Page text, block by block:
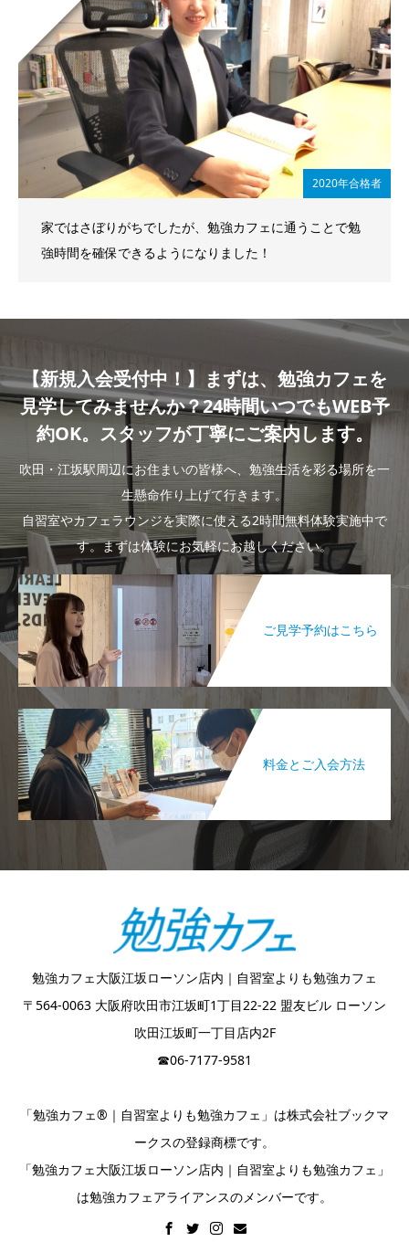
2020年合格者
家ではさぼりがちでしたが、勉強カフェに通うことで勉
強時間を確保できるようになりました！
【新規入会受付中！】まずは、勉強カフェを
見学してみませんか？24時間いつでもWEB予
約OK。スタッフが丁寧にご案内します。
吹田・江坂駅周辺にお住まいの皆様へ、勉強生活を彩る場所を一
生懸命作り上げて行きます。
自習室やカフェラウンジを実際に使える2時間無料体験実施中で
す。まずは体験にお気軽にお越しください。
ご見学予約はこちら
料金とご入会方法
勉強カフェ大阪江坂ローソン店内｜自習室よりも勉強カフェ
〒564-0063 大阪府吹田市江坂町1丁目22-22 盟友ビル ローソン
吹田江坂町一丁目店内2F
☎︎06-7177-9581
「勉強カフェ®｜自習室よりも勉強カフェ」は株式会社ブックマ
ークスの登録商標です。
「勉強カフェ大阪江坂ローソン店内｜自習室よりも勉強カフェ」
は勉強カフェアライアンスのメンバーです。